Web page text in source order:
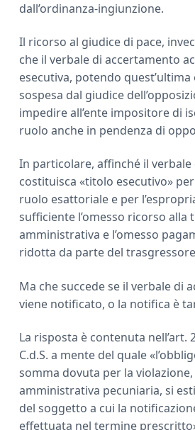
dall’ordinanza-ingiunzione.
Il ricorso al giudice di pace,
che il verbale di accertamento
esecutiva, potendo quest’ultima
sospesa dal giudice
impedire all’ente impositore di
ruolo anche in pendenza di
In particolare, affinché il
costituisca «titolo esecutivo»
ruolo esattoriale e per
sufficiente l’omesso ricorso alla
amministrativa e l’omesso
ridotta da parte del
Ma che succede se il verbale di
viene notificato, o la notifica è
La risposta è contenuta nell’art.
C.d.S. a mente del quale
somma dovuta per la
amministrativa pecuniaria, si
del soggetto a cui la
effettuata nel termine